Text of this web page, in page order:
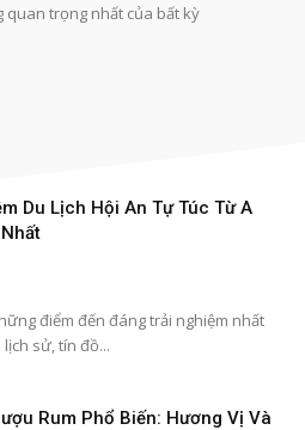
quan trọng nhất của bất kỳ
Du Lịch Hội An Tự Túc Từ A
điểm đến đáng trải nghiệm nhất
sử, tín đồ...
Rum Phổ Biến: Hương Vị Và